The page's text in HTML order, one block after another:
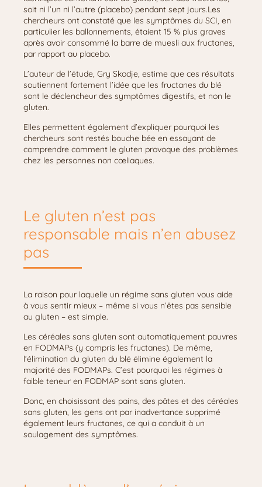
soit ni l’un ni l’autre (placebo) pendant sept jours.Les
chercheurs ont constaté que les symptômes du SCI, en
particulier les ballonnements, étaient 15 % plus graves
après avoir consommé la barre de muesli aux fructanes,
par rapport au placebo.
L’auteur de l’étude, Gry Skodje, estime que ces résultats
soutiennent fortement l’idée que les fructanes du blé
sont le déclencheur des symptômes digestifs, et non le
gluten.
Elles permettent également d’expliquer pourquoi les
chercheurs sont restés bouche bée en essayant de
comprendre comment le gluten provoque des problèmes
chez les personnes non cœliaques.
Le gluten n’est pas
responsable mais n’en abusez
pas
La raison pour laquelle un régime sans gluten vous aide
à vous sentir mieux – même si vous n’êtes pas sensible
au gluten – est simple.
Les céréales sans gluten sont automatiquement pauvres
en FODMAPs (y compris les fructanes). De même,
l’élimination du gluten du blé élimine également la
majorité des FODMAPs. C’est pourquoi les régimes à
faible teneur en FODMAP sont sans gluten.
Donc, en choisissant des pains, des pâtes et des céréales
sans gluten, les gens ont par inadvertance supprimé
également leurs fructanes, ce qui a conduit à un
soulagement des symptômes.